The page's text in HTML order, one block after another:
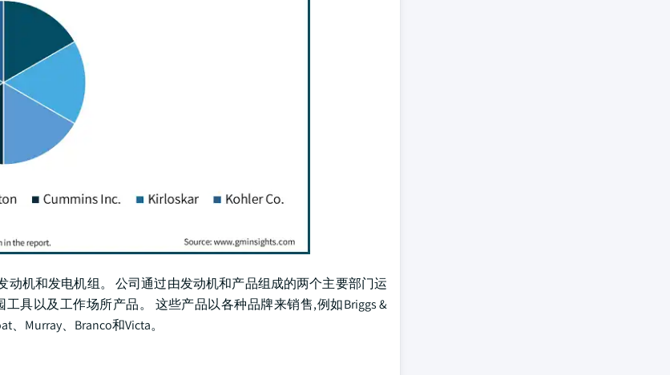
机和发电机组。 公司通过由发动机和产品组成的两个主要部门运
具以及工作场所产品。 这些产品以各种品牌来销售,例如Briggs &
Murray、Branco和Victa。